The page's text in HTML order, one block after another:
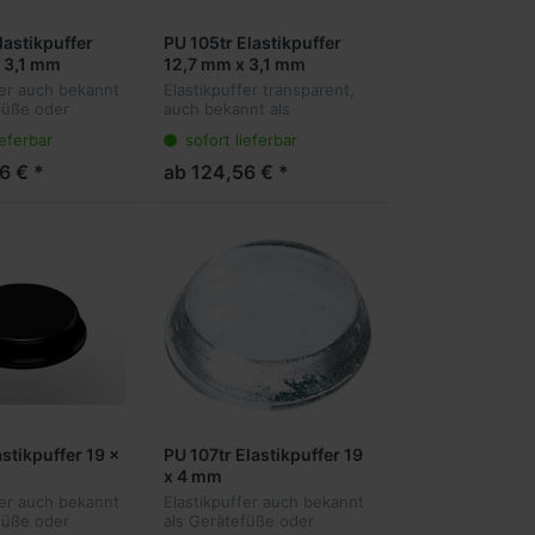
mm
auch bekannt
oder
für viele
Sie kleben
am Objekt und
€ *
PU 105tr Elastikpuffer
12,7 mm x 3,1 mm
Elastikpuffer transparent,
auch bekannt als
Anschlagpuffer sind die
ideale Lösung für viele
Anwendungen. Sie kleben
sofort lieferbar
ab 124,56 € *
19 x
auch bekannt
oder
PU 107tr Elastikpuffer 19
x 4 mm
Elastikpuffer auch bekannt
als Gerätefüße oder